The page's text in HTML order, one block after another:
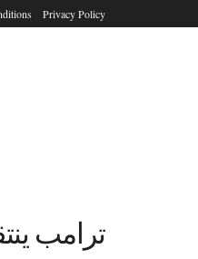
Privacy Policy
ترامب